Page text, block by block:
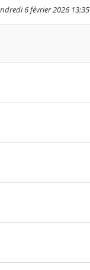
6 février 2026 13:35